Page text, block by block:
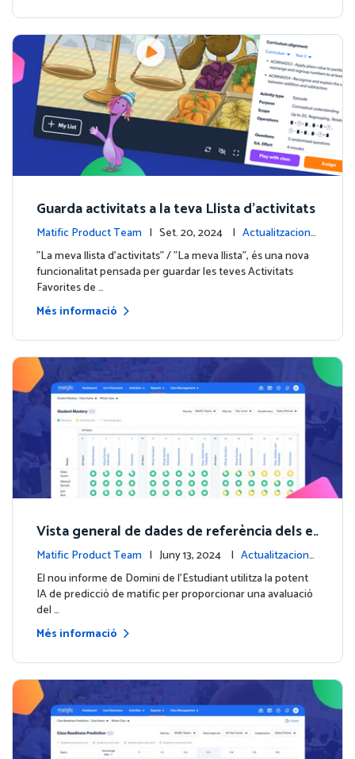
Guarda activitats a la teva Llista d'activitats
Matific Product Team | Set. 20, 2024 | Actualitzacions
de la plataforma
"La meva llista d'activitats" / "La meva llista", és una nova
funcionalitat pensada per guardar les teves Activitats
Favorites de …
Més informació
Vista general de dades de referència dels e
studiants amb el nou informe de Domini de
l'Estudiant
Matific Product Team | Juny 13, 2024 | Actualitzacions
de la plataforma
El nou informe de Domini de l'Estudiant utilitza la potent
IA de predicció de matific per proporcionar una avaluació
del …
Més informació